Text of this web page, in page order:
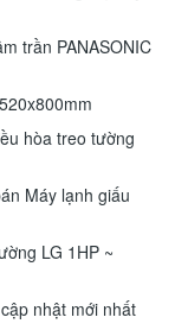
trần PANASONIC
hòa treo tường
Máy lạnh giấu
LG 1HP ~
nhật mới nhất